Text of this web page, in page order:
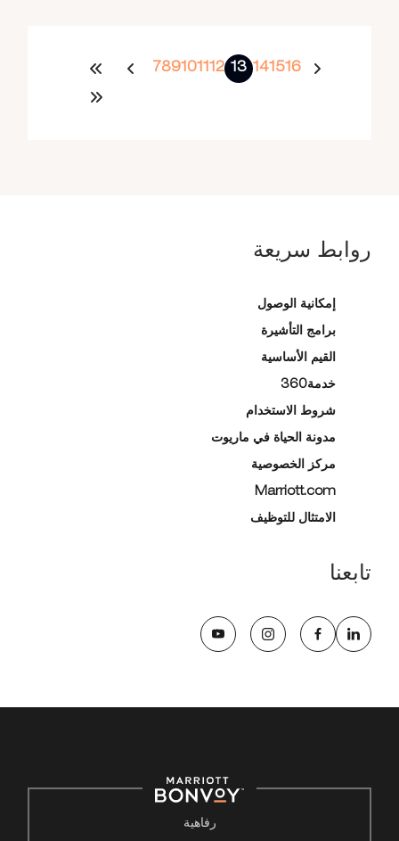
7891011 12 13 141516
روابط سريعة
إمكانية الوصول
برامج التأشيرة
القيم الأساسية
خدمة360
شروط الاستخدام
مدونة الحياة في ماريوت
مركز الخصوصية
Marriott.com
الامتثال للتوظيف
تابعنا
رفاهية